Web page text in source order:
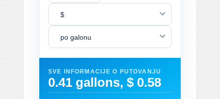
$
po galonu
SVE INFORMACIJE O PUTOVANJU
0.41 gallons, $ 0.58